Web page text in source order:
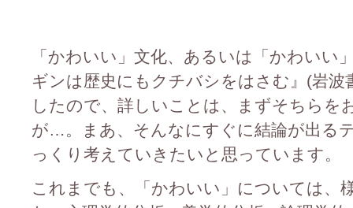
「かわいい」文化、あるいは「かわいい
ギンは歴史にもクチバシをはさむ』(岩
したので、詳しいことは、まずそちらを
が…。まあ、そんなにすぐに結論が出る
っくり考えていきたいと思っています。
これまでも、「かわいい」については、